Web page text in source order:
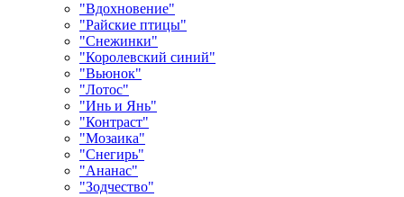
"Вдохновение"
"Райские птицы"
"Снежинки"
"Королевский синий"
"Вьюнок"
"Лотос"
"Инь и Янь"
"Контраст"
"Мозаика"
"Снегирь"
"Ананас"
"Зодчество"